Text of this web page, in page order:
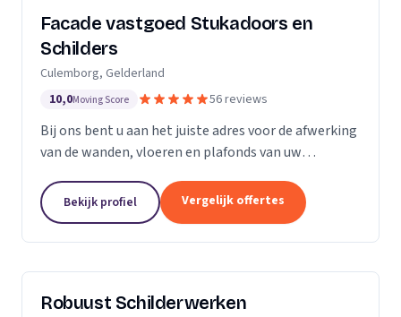
Facade vastgoed Stukadoors en
Schilders
Culemborg, Gelderland
10,0Moving Score 56 reviews
Bij ons bent u aan het juiste adres voor de afwerking
van de wanden, vloeren en plafonds van uw
met ons team pakken we dan ook de klus vakkundig
aan...
Bekijk profiel Vergelijk offertes
Robuust Schilderwerken